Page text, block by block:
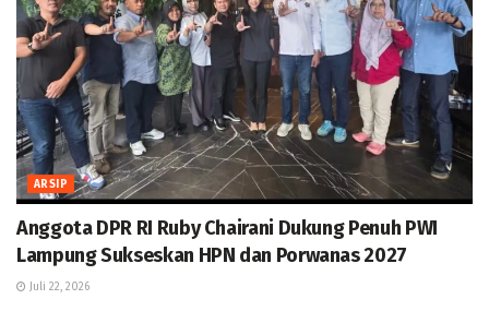
ARSIP
Anggota DPR RI Ruby Chairani Dukung Penuh PWI
Lampung Sukseskan HPN dan Porwanas 2027
Juli 22, 2026